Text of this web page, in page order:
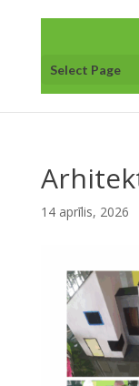
Select Page
14 aprīlis, 2026